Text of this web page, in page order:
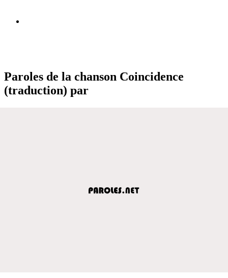
Paroles de la chanson Coincidence
(traduction) par